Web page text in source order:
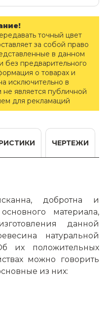
точный цвет
за собой право
в данном
без предварительного
о товарах и
исключительно в
не является публичной
для рекламаций
ЧЕРТЕЖИ
добротна и
материала,
данной
натуральной
их положительных
можно говорить
из них: